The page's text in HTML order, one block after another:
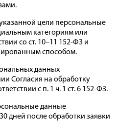
цели персональные
категориям или
со ст. 10–11 152-ФЗ и
способом.
данных
Согласия на обработку
с п. 1 ч. 1 ст. 6 152-ФЗ.
данные
дней после обработки заявки